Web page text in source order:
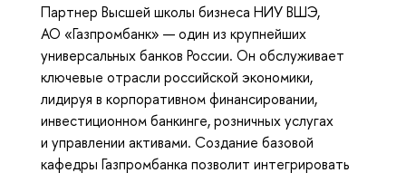
Партнер Высшей школы бизнеса НИУ ВШЭ,
АО «Газпромбанк» — один из крупнейших
универсальных банков России. Он обслуживает
ключевые отрасли российской экономики,
лидируя в корпоративном финансировании,
инвестиционном банкинге, розничных услугах
и управлении активами. Создание базовой
кафедры Газпромбанка позволит интегрировать